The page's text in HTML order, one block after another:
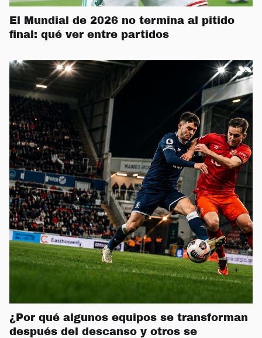
El Mundial de 2026 no termina al pitido
final: qué ver entre partidos
¿Por qué algunos equipos se transforman
después del descanso y otros se